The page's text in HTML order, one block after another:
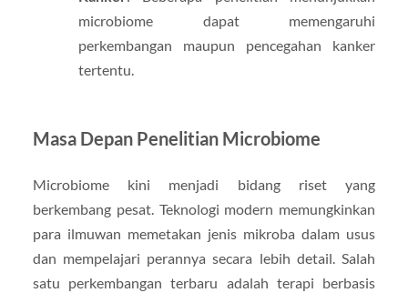
microbiome dapat memengaruhi
perkembangan maupun pencegahan kanker
tertentu.
Masa Depan Penelitian Microbiome
Microbiome kini menjadi bidang riset yang
berkembang pesat. Teknologi modern memungkinkan
para ilmuwan memetakan jenis mikroba dalam usus
dan mempelajari perannya secara lebih detail. Salah
satu perkembangan terbaru adalah terapi berbasis